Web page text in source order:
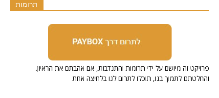
תרומות
.פרויקט זה מיושם על ידי תרומות והתנדבות, אם אהבתם את הראיון
והחלטתם לתמוך בנו, תוכלו לתרום לנו בלחיצה אחת